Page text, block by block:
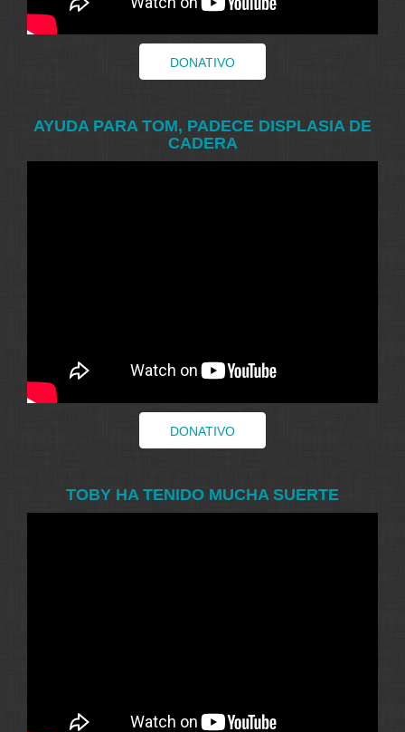
DONATIVO
AYUDA PARA TOM, PADECE DISPLASIA DE
CADERA
DONATIVO
TOBY HA TENIDO MUCHA SUERTE